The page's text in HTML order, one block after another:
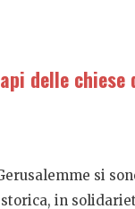
delle
si
in